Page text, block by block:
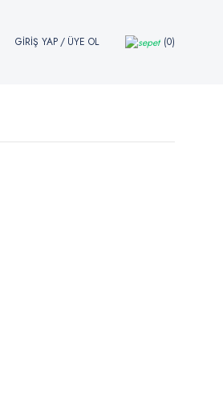
GİRİŞ YAP/ ÜYE OL 0